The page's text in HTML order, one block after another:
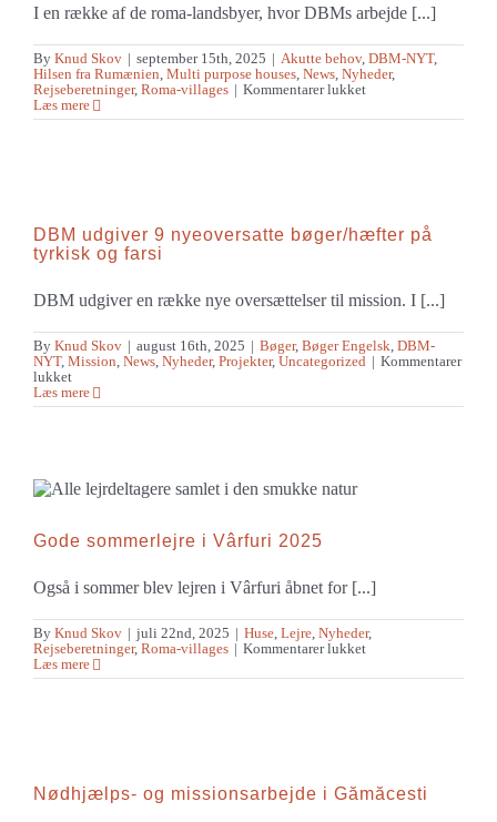
I en række af de roma-landsbyer, hvor DBMs arbejde [...]
By Knud Skov | september 15th, 2025 | Akutte behov, DBM-NYT,
Hilsen fra Rumænien, Multi purpose houses, News, Nyheder,
Rejseberetninger, Roma-villages | Kommentarer lukkettil
lille
(video)
Læs mere
DBM udgiver 9 nyeoversatte bøger/hæfter på
tyrkisk og farsi
DBM udgiver en række nye oversættelser til mission. I [...]
By Knud Skov | august 16th, 2025 | Bøger, Bøger Engelsk, DBM-
NYT, Mission, News, Nyheder, Projekter, Uncategorized | Kommentarer
lukkettil
DBM
udgiver
tyrkisk
og
Læs mere
Gode sommerlejre i Vârfuri 2025
Også i sommer blev lejren i Vârfuri åbnet for [...]
By Knud Skov | juli 22nd, 2025 | Huse, Lejre, Nyheder,
Rejseberetninger, Roma-villages | Kommentarer lukkettil
sommerlejre
Læs mere
Nødhjælps- og missionsarbejde i Gămăcesti